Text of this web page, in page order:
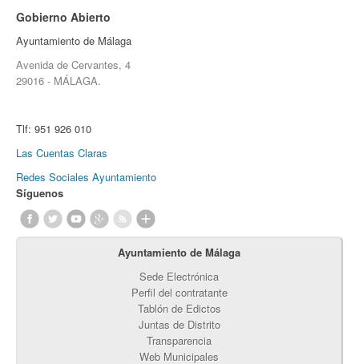
Gobierno Abierto
Ayuntamiento de Málaga
Avenida de Cervantes, 4
29016 - MÁLAGA.
Tlf: 951 926 010
Las Cuentas Claras
Redes Sociales Ayuntamiento
Síguenos
Ayuntamiento de Málaga
Sede Electrónica
Perfil del contratante
Tablón de Edictos
Juntas de Distrito
Transparencia
Web Municipales